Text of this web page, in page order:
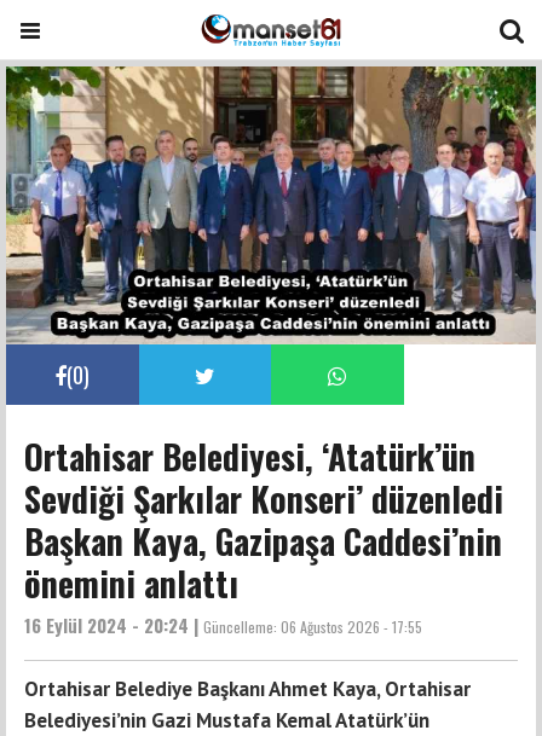
(0)
Ortahisar Belediyesi, ‘Atatürk’ün
Sevdiği Şarkılar Konseri’ düzenledi
Başkan Kaya, Gazipaşa Caddesi’nin
önemini anlattı
16 Eylül 2024 - 20:24 | Güncelleme: 06 Ağustos 2026 - 17:55
Ortahisar Belediye Başkanı Ahmet Kaya, Ortahisar
Belediyesi’nin Gazi Mustafa Kemal Atatürk’ün